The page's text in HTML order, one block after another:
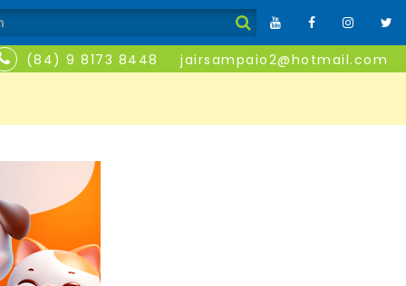
(84) 9 8173 8448 jairsampaio2@hotmail.com